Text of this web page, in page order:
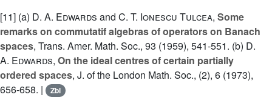
[11] (a) D. A. Edwards and C. T. Ionescu Tulcea, Some
remarks on commutatif algebras of operators on Banach
spaces, Trans. Amer. Math. Soc., 93 (1959), 541-551. (b) D.
A. Edwards, On the ideal centres of certain partially
ordered spaces, J. of the London Math. Soc., (2), 6 (1973),
656-658. |
Zbl